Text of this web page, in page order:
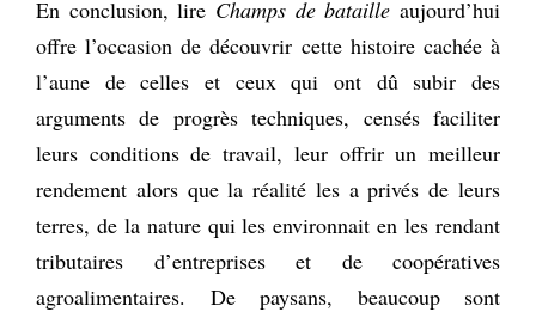
En conclusion, lire Champs de bataille aujourd’hui
offre l’occasion de découvrir cette histoire cachée à
l’aune de celles et ceux qui ont dû subir des
arguments de progrès techniques, censés faciliter
leurs conditions de travail, leur offrir un meilleur
rendement alors que la réalité les a privés de leurs
terres, de la nature qui les environnait en les rendant
tributaires d’entreprises et de coopératives
agroalimentaires. De paysans, beaucoup sont